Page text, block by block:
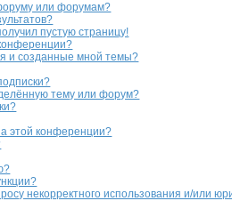
или форумам?
пустую страницу!
и созданные мной темы?
тему или форум?
этой конференции?
некорректного использования и/или